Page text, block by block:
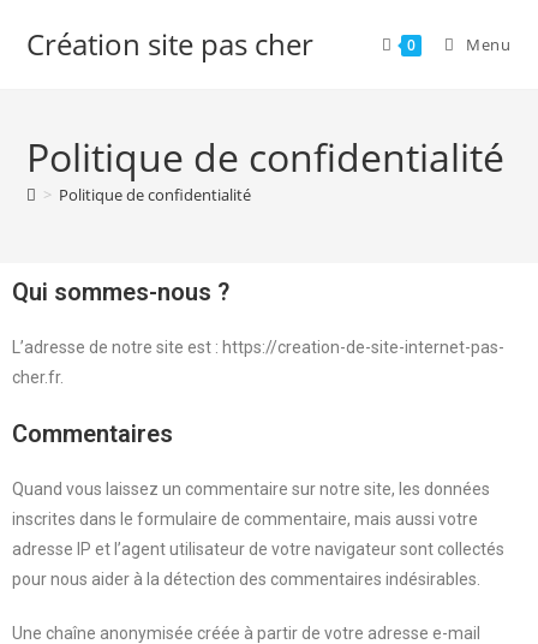
Création site pas cher 0 Menu
Politique de confidentialité
> Politique de confidentialité
Qui sommes-nous ?
L’adresse de notre site est : https://creation-de-site-internet-pas-
cher.fr.
Commentaires
Quand vous laissez un commentaire sur notre site, les données
inscrites dans le formulaire de commentaire, mais aussi votre
adresse IP et l’agent utilisateur de votre navigateur sont collectés
pour nous aider à la détection des commentaires indésirables.
Une chaîne anonymisée créée à partir de votre adresse e-mail